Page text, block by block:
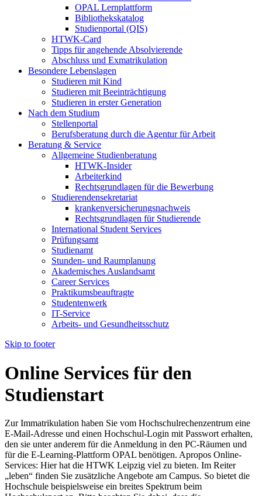
OPAL Lernplattform
Bibliothekskatalog
Studienportal (QIS)
HTWK-Card
Tipps für angehende Absolvierende
Abschluss und Exmatrikulation
Besondere Lebenslagen
Studieren mit Kind
Studieren mit Beeinträchtigung
Studieren in erster Generation
Nach dem Studium
Stellenportal
Berufsberatung durch die Agentur für Arbeit
Beratung & Service
Allgemeine Studienberatung
HTWK-Insider
Arbeiterkind
Rechtsgrundlagen für die Bewerbung
Studierendensekretariat
krankenversicherungsnachweis
Rechtsgrundlagen für Studierende
International Student Services
Prüfungsamt
Studienamt
Stunden- und Raumplanung
Akademisches Auslandsamt
Career Services
Praktikumsbeauftragte
Studentenwerk
IT-Service
Arbeits- und Gesundheitsschutz
Skip to footer
Online Services für den
Studienstart
Zur Immatrikulation haben Sie vom Hochschulrechenzentrum eine
E-Mail-Adresse und einen Hochschul-Login mit Passwort erhalten,
den sie unter anderem für die Anmeldung in den PC-Räumen und
für die E-Learning-Plattform OPAL benötigen. Apropos Online-
Services: Hier hat die HTWK Leipzig viel zu bieten. Im Reiter
„leben“ finden Sie zusätzliche Angebote am Campus. So bietet die
Hochschule beispielsweise ein breites Spektrum beim